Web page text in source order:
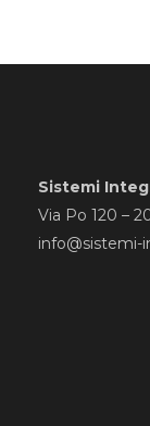
Sistemi
Via Po 120 –
info@sistemi-